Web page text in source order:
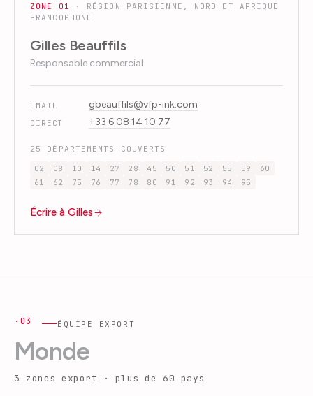
ZONE 01 · RÉGION PARISIENNE, NORD ET AFRIQUE
FRANCOPHONE
Gilles Beauffils
Responsable commercial
EMAIL gbeauffils@vfp-ink.com
DIRECT +33 6 08 14 10 77
25
DÉPARTEMENTS COUVERTS
02
08 10 14 27 28 45 50 51 52 55 59
60
61
62 75 76 77 78 80 91 92 93 94 95
Écrire à Gilles
·03 ÉQUIPE EXPORT
Monde
3 zones export · plus de 60 pays